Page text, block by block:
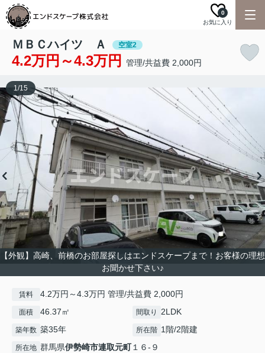
お気に入り
0
ＭＢＣハイツ Ａ 空室2
4.2万円～4.3万円 管理/共益費 2,000円
【外観】高崎、前橋のお部屋探しはエンドスケープまで！お客様の理想
お聞かせ下さい♪
1/15
賃料 4.2万円～4.3万円 管理/共益費 2,000円
面積 46.37㎡ 間取り 2LDK
築年数 築35年 所在階 1階/2階建
所在地 群馬県伊勢崎市連取元町１６-９